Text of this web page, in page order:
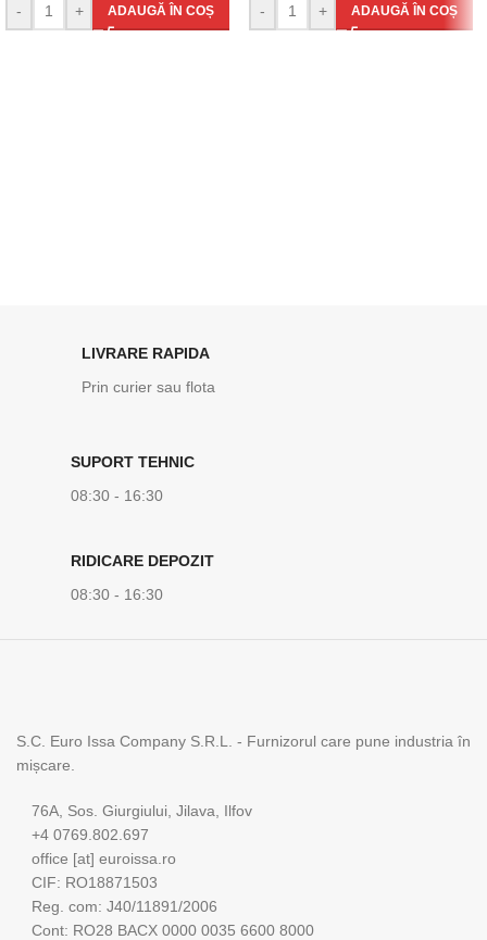
- + ADAUGĂ ÎN COȘ - + ADAUGĂ ÎN COȘ
LIVRARE RAPIDA
Prin curier sau flota
SUPORT TEHNIC
08:30 - 16:30
RIDICARE DEPOZIT
08:30 - 16:30
S.C. Euro Issa Company S.R.L. - Furnizorul care pune industria în
mișcare.
76A, Sos. Giurgiului, Jilava, Ilfov
+4 0769.802.697
office [at] euroissa.ro
CIF: RO18871503
Reg. com: J40/11891/2006
Cont: RO28 BACX 0000 0035 6600 8000